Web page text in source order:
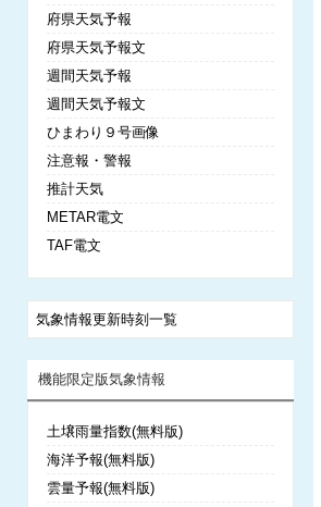
府県天気予報
府県天気予報文
週間天気予報
週間天気予報文
ひまわり９号画像
注意報・警報
推計天気
METAR電文
TAF電文
気象情報更新時刻一覧
機能限定版気象情報
土壌雨量指数(無料版)
海洋予報(無料版)
雲量予報(無料版)